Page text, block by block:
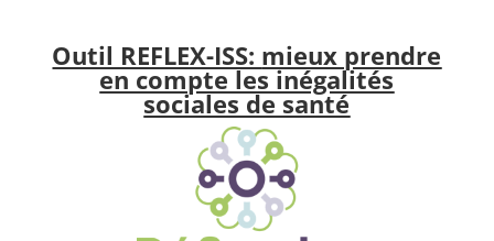
Outil REFLEX-ISS: mieux prendre
en compte les inégalités
sociales de santé